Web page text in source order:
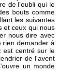
de l'oubli qui le
bouts comme
les suivantes
et ceux qui nous
nous dire avec
rien demander à
est centré sur le
de l'avent
un monde